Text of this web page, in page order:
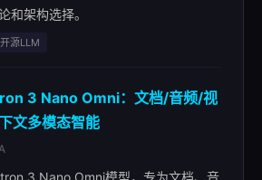
和架构选择。
开源LLM
3 Nano Omni：文档/音频/视
文多模态智能
3 Nano Omni模型，专为文档、音